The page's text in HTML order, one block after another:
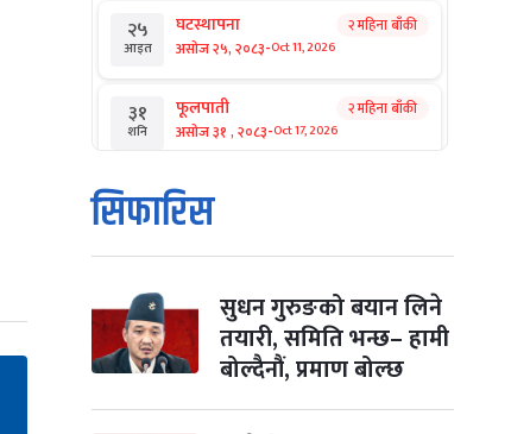
२५
आइत
घटस्थापना
असोज २५, २०८३-Oct 11, 2026
२ महिना बाँकी
३१
शनि
फूलपाती
असोज ३१ , २०८३-Oct 17, 2026
२ महिना बाँकी
१
आइत
कार्तिक सङ्क्रान्ति
कार्तिक १, २०८३
मंगल कार्तिक ३, २०८३- Oct 20, 2026
४ विजयादशमी
कार्तिक ४, २०८३-Oct 21, 2026
२ महिना बाँकी
सिफारिस
सुधन गुरुङको बयान लिने
तयारी, समिति भन्छ– हामी
बोल्दैनौं, प्रमाण बोल्छ